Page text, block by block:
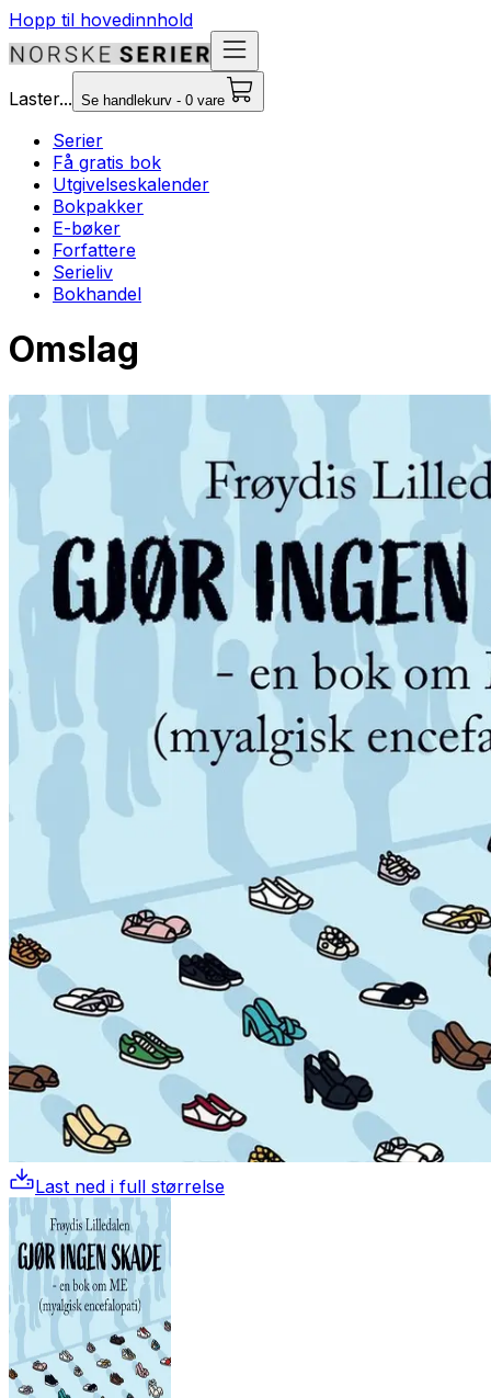
Hopp til hovedinnhold
Laster... Se handlekurv - 0 vare
Serier
Få gratis bok
Utgivelseskalender
Bokpakker
E-bøker
Forfattere
Serieliv
Bokhandel
Omslag
Last ned i full størrelse